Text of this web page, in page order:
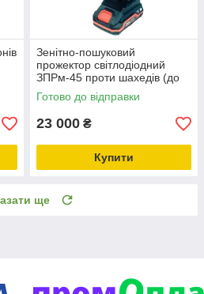
Зенітно-пошуковий
прожектор світлодіодний
ЗПРм-45 проти шахедів (до
2000м)
Готово до відправки
23 000 ₴
Купити
ще